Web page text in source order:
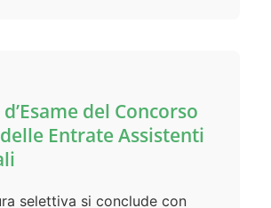
del Concorso
Entrate Assistenti
selettiva si conclude con